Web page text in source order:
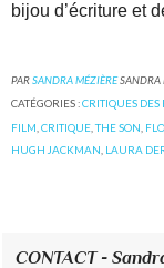
bijou d’écriture et
PARSANDRA MÉZIÈRESANDRA
CATÉGORIES :CRITIQUES
FILM ,CRITIQUE ,THE SON
HUGH JACKMAN LAURA
CONTACT -